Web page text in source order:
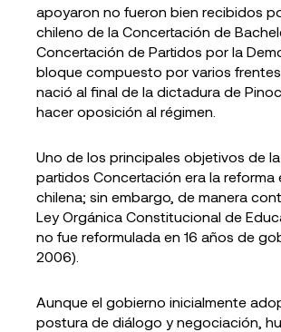
apoyaron no fueron bien recibidos
chileno de la Concertación de
Concertación de Partidos por la
bloque compuesto por varios
nació al final de la dictadura de
hacer oposición al régimen.
Uno de los principales objetivos de
partidos Concertación era la reforma
chilena; sin embargo, de manera
Ley Orgánica Constitucional de
no fue reformulada en 16 años de
2006).
Aunque el gobierno inicialmente
postura de diálogo y negociación,